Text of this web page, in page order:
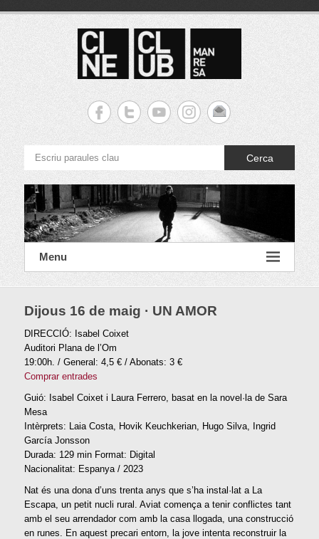
c
Cineclub Manresa
Cerca
Menu
Dijous 16 de maig · UN AMOR
DIRECCIÓ: Isabel Coixet
Auditori Plana de l’Om
19:00h. / General: 4,5 € / Abonats: 3 €
Comprar entrades
Guió: Isabel Coixet i Laura Ferrero, basat en la novel·la de Sara
Mesa
Intèrprets: Laia Costa, Hovik Keuchkerian, Hugo Silva, Ingrid
García Jonsson
Durada: 129 min Format: Digital
Nacionalitat: Espanya / 2023
Nat és una dona d’uns trenta anys que s’ha instal·lat a La
Escapa, un petit nucli rural. Aviat comença a tenir conflictes tant
amb el seu arrendador com amb la casa llogada, una construcció
en runes. En aquest precari entorn, la jove intenta reconstruir la